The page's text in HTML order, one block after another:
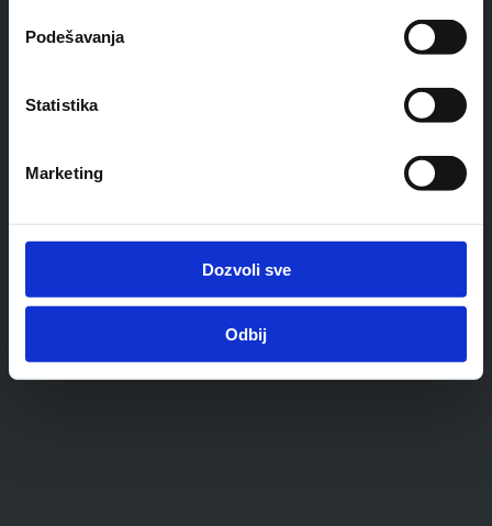
Podešavanja
Statistika
Marketing
Dozvoli sve
Odbij